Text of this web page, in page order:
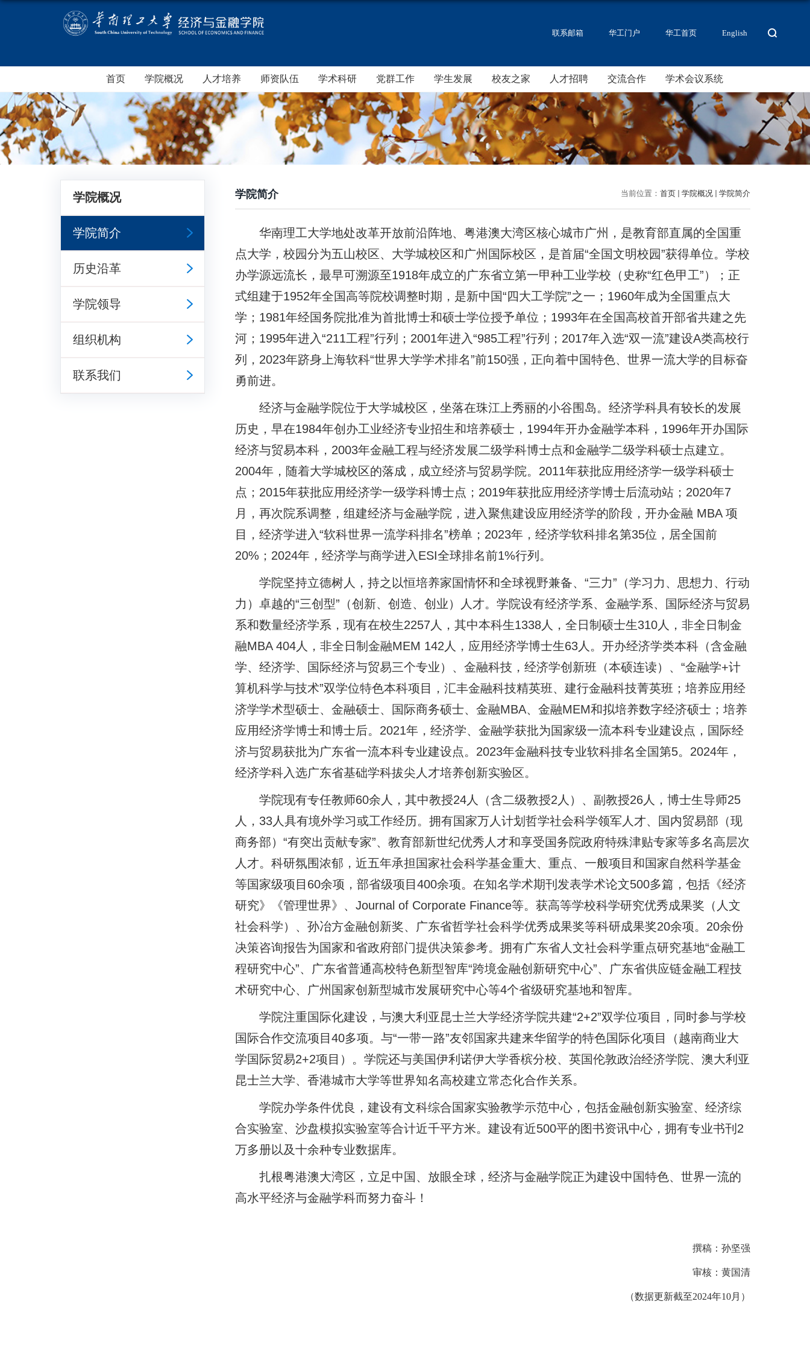
联系邮箱 华工门户 华工首页 English
首页 学院概况 人才培养 师资队伍 学术科研 党群工作 学生发展 校友之家 人才招聘 交流合作 学术会议系统
学院概况
学院简介
历史沿革
学院领导
组织机构
联系我们
当前位置： 首页 学院概况 学院简介
学院简介
华南理工大学地处改革开放前沿阵地、粤港澳大湾区核心城市广州，是教育部直属的全国重
点大学，校园分为五山校区、大学城校区和广州国际校区，是首届“全国文明校园”获得单位。学校
办学源远流长，最早可溯源至1918年成立的广东省立第一甲种工业学校（史称“红色甲工”）；正
式组建于1952年全国高等院校调整时期，是新中国“四大工学院”之一；1960年成为全国重点大
学；1981年经国务院批准为首批博士和硕士学位授予单位；1993年在全国高校首开部省共建之先
河；1995年进入“211工程”行列；2001年进入“985工程”行列；2017年入选“双一流”建设A类高校行
列，2023年跻身上海软科“世界大学学术排名”前150强，正向着中国特色、世界一流大学的目标奋
勇前进。
经济与金融学院位于大学城校区，坐落在珠江上秀丽的小谷围岛。经济学科具有较长的发展
历史，早在1984年创办工业经济专业招生和培养硕士，1994年开办金融学本科，1996年开办国际
经济与贸易本科，2003年金融工程与经济发展二级学科博士点和金融学二级学科硕士点建立。
2004年，随着大学城校区的落成，成立经济与贸易学院。2011年获批应用经济学一级学科硕士
点；2015年获批应用经济学一级学科博士点；2019年获批应用经济学博士后流动站；2020年7
月，再次院系调整，组建经济与金融学院，进入聚焦建设应用经济学的阶段，开办金融 MBA 项
目，经济学进入“软科世界一流学科排名”榜单；2023年，经济学软科排名第35位，居全国前
20%；2024年，经济学与商学进入ESI全球排名前1%行列。
学院坚持立德树人，持之以恒培养家国情怀和全球视野兼备、“三力”（学习力、思想力、行动
力）卓越的“三创型”（创新、创造、创业）人才。学院设有经济学系、金融学系、国际经济与贸易
系和数量经济学系，现有在校生2257人，其中本科生1338人，全日制硕士生310人，非全日制金
融MBA 404人，非全日制金融MEM 142人，应用经济学博士生63人。开办经济学类本科（含金融
学、经济学、国际经济与贸易三个专业）、金融科技，经济学创新班（本硕连读）、“金融学+计
算机科学与技术”双学位特色本科项目，汇丰金融科技精英班、建行金融科技菁英班；培养应用经
济学学术型硕士、金融硕士、国际商务硕士、金融MBA、金融MEM和拟培养数字经济硕士；培养
应用经济学博士和博士后。2021年，经济学、金融学获批为国家级一流本科专业建设点，国际经
济与贸易获批为广东省一流本科专业建设点。2023年金融科技专业软科排名全国第5。2024年，
经济学科入选广东省基础学科拔尖人才培养创新实验区。
学院现有专任教师60余人，其中教授24人（含二级教授2人）、副教授26人，博士生导师25
人，33人具有境外学习或工作经历。拥有国家万人计划哲学社会科学领军人才、国内贸易部（现
商务部）“有突出贡献专家”、教育部新世纪优秀人才和享受国务院政府特殊津贴专家等多名高层次
人才。科研氛围浓郁，近五年承担国家社会科学基金重大、重点、一般项目和国家自然科学基金
等国家级项目60余项，部省级项目400余项。在知名学术期刊发表学术论文500多篇，包括《经济
研究》《管理世界》、Journal of Corporate Finance等。获高等学校科学研究优秀成果奖（人文
社会科学）、孙冶方金融创新奖、广东省哲学社会科学优秀成果奖等科研成果奖20余项。20余份
决策咨询报告为国家和省政府部门提供决策参考。拥有广东省人文社会科学重点研究基地“金融工
程研究中心”、广东省普通高校特色新型智库“跨境金融创新研究中心”、广东省供应链金融工程技
术研究中心、广州国家创新型城市发展研究中心等4个省级研究基地和智库。
学院注重国际化建设，与澳大利亚昆士兰大学经济学院共建“2+2”双学位项目，同时参与学校
国际合作交流项目40多项。与“一带一路”友邻国家共建来华留学的特色国际化项目（越南商业大
学国际贸易2+2项目）。学院还与美国伊利诺伊大学香槟分校、英国伦敦政治经济学院、澳大利亚
昆士兰大学、香港城市大学等世界知名高校建立常态化合作关系。
学院办学条件优良，建设有文科综合国家实验教学示范中心，包括金融创新实验室、经济综
合实验室、沙盘模拟实验室等合计近千平方米。建设有近500平的图书资讯中心，拥有专业书刊2
万多册以及十余种专业数据库。
扎根粤港澳大湾区，立足中国、放眼全球，经济与金融学院正为建设中国特色、世界一流的
高水平经济与金融学科而努力奋斗！
撰稿：孙坚强
审核：黄国清
（数据更新截至2024年10月）